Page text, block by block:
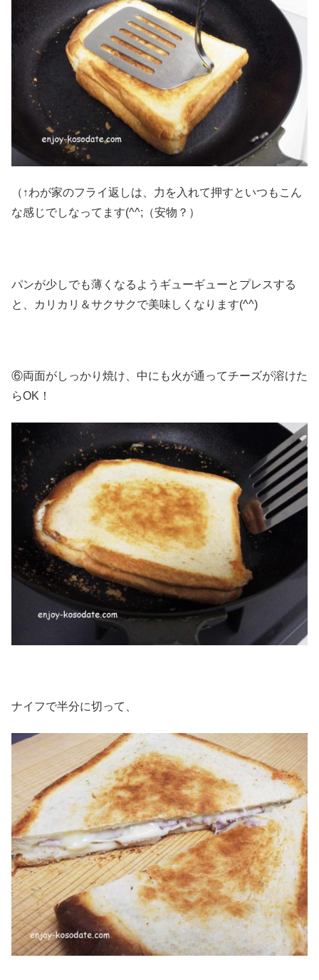
（↑わが家のフライ返しは、力を入れて押すといつもこん
な感じでしなってます(^^;（安物？）
パンが少しでも薄くなるようギューギューとプレスする
と、カリカリ＆サクサクで美味しくなります(^^)
⑥両面がしっかり焼け、中にも火が通ってチーズが溶けた
らOK！
ナイフで半分に切って、